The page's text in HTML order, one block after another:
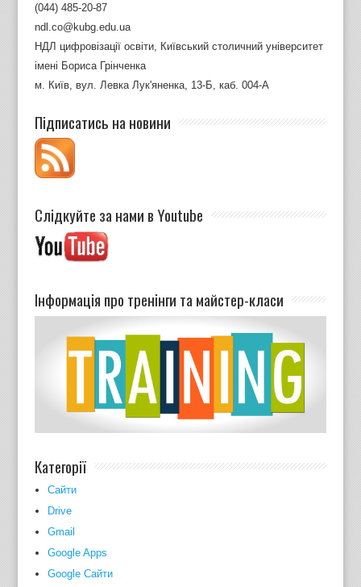
(044) 485-20-87
ndl.co@kubg.edu.ua
НДЛ цифровізації освіти, Київський столичний університет
імені Бориса Грінченка
м. Київ, вул. Левка Лук'яненка, 13-Б, каб. 004-А
Підписатись на новини
Слідкуйте за нами в Youtube
Інформація про тренінги та майстер-класи
Категорії
Cайти
Drive
Gmail
Google Apps
Google Сайти